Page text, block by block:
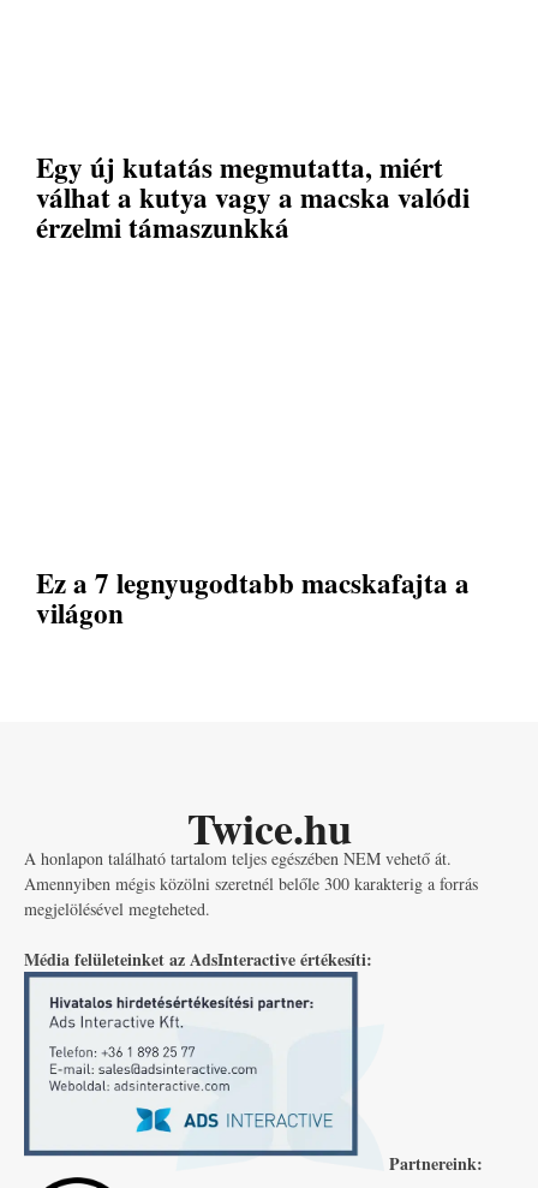
Egy új kutatás megmutatta, miért
válhat a kutya vagy a macska valódi
érzelmi támaszunkká
Ez a 7 legnyugodtabb macskafajta a
világon
Twice.hu
A honlapon található tartalom teljes egészében NEM vehető át.
Amennyiben mégis közölni szeretnél belőle 300 karakterig a forrás
megjelölésével megteheted.
Média felületeinket az AdsInteractive értékesíti:
Partnereink: